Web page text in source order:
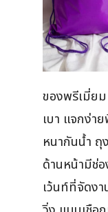
ของพรีเมี่ย
เบา แจกง่า
หนากันน้ำ ถุ
ด้านหน้ามีช่
เว้นท์ที่จัดง